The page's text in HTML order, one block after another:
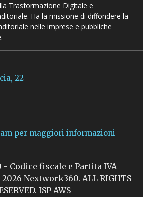
Trasformazione Digitale e
Ha la missione di diffondere la
nelle imprese e pubbliche
22
per maggiori informazioni
Codice fiscale e Partita IVA
Nextwork360. ALL RIGHTS
ISP AWS